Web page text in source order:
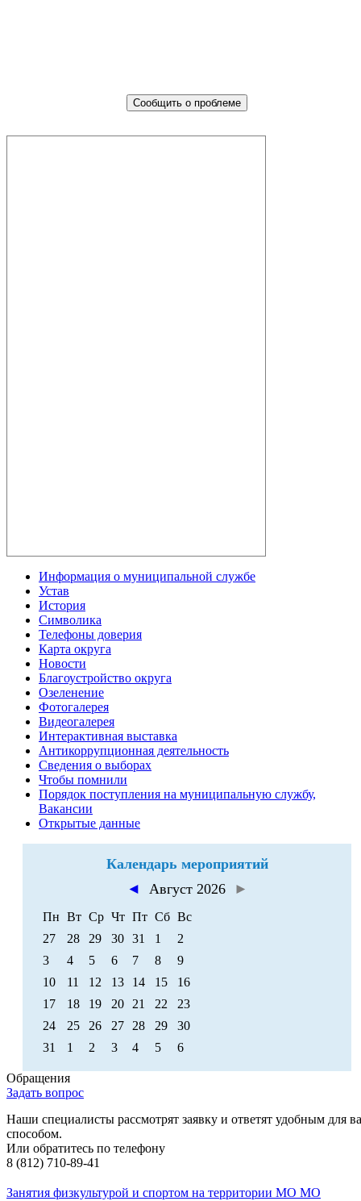
Сообщить о проблеме
Информация о муниципальной службе
Устав
История
Символика
Телефоны доверия
Карта округа
Новости
Благоустройство округа
Озеленение
Фотогалерея
Видеогалерея
Интерактивная выставка
Антикоррупционная деятельность
Сведения о выборах
Чтобы помнили
Порядок поступления на муниципальную службу,
Вакансии
Открытые данные
Календарь мероприятий
◄
Август 2026 ►
Пн Вт Ср Чт Пт Сб Вс
27
28 29 30 31 1
2
3
4 5 6 7 8
9
10
11 12 13 14 15
16
17
18 19 20 21 22
23
24
25 26 27 28 29
30
31
1 2 3 4 5 6
Обращения
Задать вопрос
Наши специалисты рассмотрят заявку и ответят удобным для
способом.
Или обратитесь по телефону
8 (812) 710-89-41
Занятия физкультурой и спортом на территории МО МО